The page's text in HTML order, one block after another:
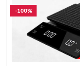
-100%